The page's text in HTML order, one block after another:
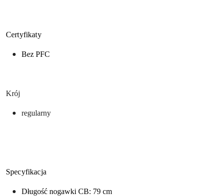
Certyfikaty
Bez PFC
Krój
regularny
Specyfikacja
Długość nogawki CB: 79 cm